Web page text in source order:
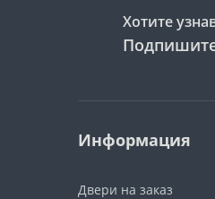
Хотите
Информация
Двери на заказ